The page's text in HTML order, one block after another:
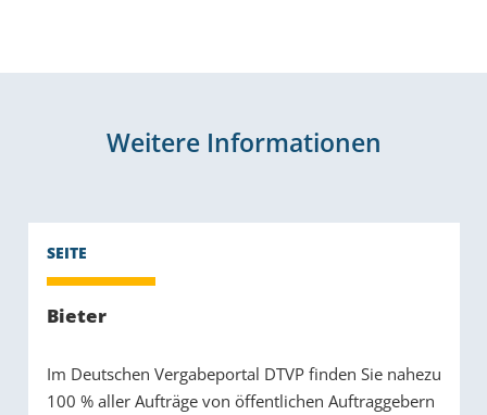
Weitere Informationen
Bieter
Im Deutschen Vergabeportal DTVP finden Sie nahezu
100 % aller Aufträge von öffentlichen Auftraggebern